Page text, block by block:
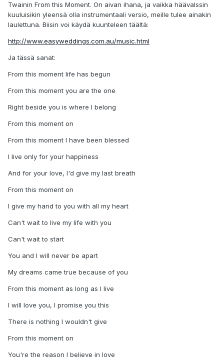
Twainin From this Moment. On aivan ihana, ja vaikka häävalssin
kuuluisikin yleensä olla instrumentaali versio, meille tulee ainakin
laulettuna. Biisin voi käydä kuunteleen täältä:
http://www.easyweddings.com.au/music.html
Ja tässä sanat:
From this moment life has begun
From this moment you are the one
Right beside you is where I belong
From this moment on
From this moment I have been blessed
I live only for your happiness
And for your love, I'd give my last breath
From this moment on
I give my hand to you with all my heart
Can't wait to live my life with you
Can't wait to start
You and I will never be apart
My dreams came true because of you
From this moment as long as I live
I will love you, I promise you this
There is nothing I wouldn't give
From this moment on
You're the reason I believe in love